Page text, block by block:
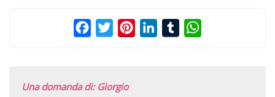
FacebookTwitterPinterestLinkedInTumblr
Una domanda di: Giorgio